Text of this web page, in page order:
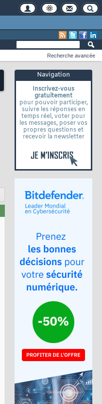
Navigation
Inscrivez-vous
gratuitement
pour pouvoir participer,
suivre les réponses en
temps réel, voter pour
les messages, poser vos
propres questions et
recevoir la newsletter
Recherche avancée